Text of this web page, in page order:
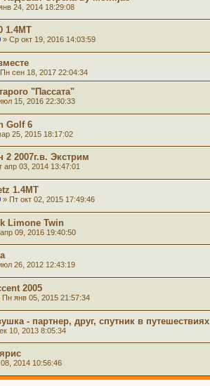
24, 2014 18:29:08
1.4MT
» Ср окт 19, 2016 14:03:59
сен 18, 2017 22:04:34
"Пассата"
15, 2016 22:30:33
Golf 6
25, 2015 18:17:02
2 2007г.в. Экстрим
апр 03, 2014 13:47:01
1.4MT
» Пт окт 02, 2015 17:49:46
Limone Twin
09, 2016 19:40:50
26, 2012 12:43:19
2005
Пн янв 05, 2015 21:57:34
- партнер, друг, спутник в путешествиях
10, 2013 8:05:34
2014 10:56:46